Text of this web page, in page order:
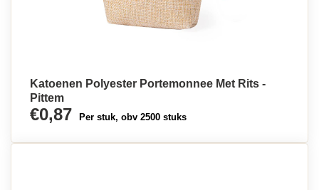
Katoenen Polyester Portemonnee Met Rits -
Pittem
€0,87 Per stuk, obv 2500 stuks